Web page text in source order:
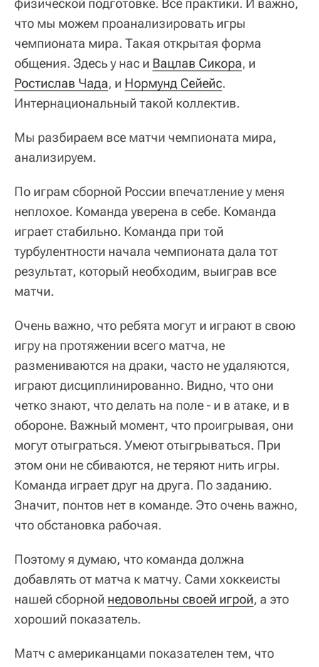
физической подготовке. Все практики. И важно,
что мы можем проанализировать игры
чемпионата мира. Такая открытая форма
общения. Здесь у нас и Вацлав Сикора, и
Ростислав Чада, и Нормунд Сейейс.
Интернациональный такой коллектив.
Мы разбираем все матчи чемпионата мира,
анализируем.
По играм сборной России впечатление у меня
неплохое. Команда уверена в себе. Команда
играет стабильно. Команда при той
турбулентности начала чемпионата дала тот
результат, который необходим, выиграв все
матчи.
Очень важно, что ребята могут и играют в свою
игру на протяжении всего матча, не
размениваются на драки, часто не удаляются,
играют дисциплинированно. Видно, что они
четко знают, что делать на поле - и в атаке, и в
обороне. Важный момент, что проигрывая, они
могут отыграться. Умеют отыгрываться. При
этом они не сбиваются, не теряют нить игры.
Команда играет друг на друга. По заданию.
Значит, понтов нет в команде. Это очень важно,
что обстановка рабочая.
Поэтому я думаю, что команда должна
добавлять от матча к матчу. Сами хоккеисты
нашей сборной недовольны своей игрой, а это
хороший показатель.
Матч с американцами показателен тем, что